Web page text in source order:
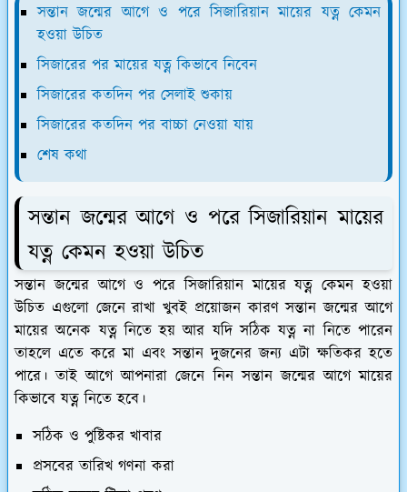
সন্তান জন্মের আগে ও পরে সিজারিয়ান মায়ের যত্ন কেমন
হওয়া উচিত
সিজারের পর মায়ের যত্ন কিভাবে নিবেন
সিজারের কতদিন পর সেলাই শুকায়
সিজারের কতদিন পর বাচ্চা নেওয়া যায়
শেষ কথা
সন্তান জন্মের আগে ও পরে সিজারিয়ান মায়ের
যত্ন কেমন হওয়া উচিত
সন্তান জন্মের আগে ও পরে সিজারিয়ান মায়ের যত্ন কেমন হওয়া
উচিত এগুলো জেনে রাখা খুবই প্রয়োজন কারণ সন্তান জন্মের আগে
মায়ের অনেক যত্ন নিতে হয় আর যদি সঠিক যত্ন না নিতে পারেন
তাহলে এতে করে মা এবং সন্তান দুজনের জন্য এটা ক্ষতিকর হতে
পারে। তাই আগে আপনারা জেনে নিন সন্তান জন্মের আগে মায়ের
কিভাবে যত্ন নিতে হবে।
সঠিক ও পুষ্টিকর খাবার
প্রসবের তারিখ গণনা করা